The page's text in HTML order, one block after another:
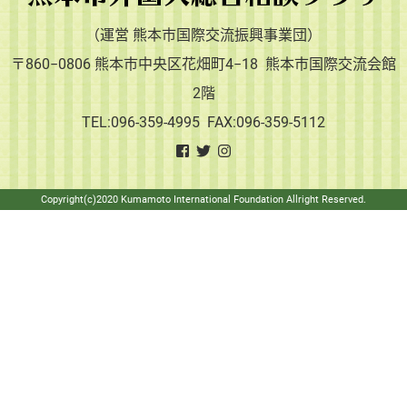
（運営 熊本市国際交流振興事業団）
〒860−0806 熊本市中央区花畑町4−18 熊本市国際交流会館
2階
TEL:096-359-4995 FAX:096-359-5112
Copyright(c)2020 Kumamoto International Foundation Allright Reserved.